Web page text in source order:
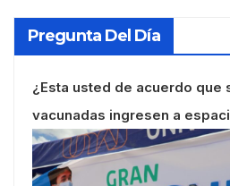
Pregunta Del Día
¿Esta usted de acuerdo que
vacunadas ingresen a